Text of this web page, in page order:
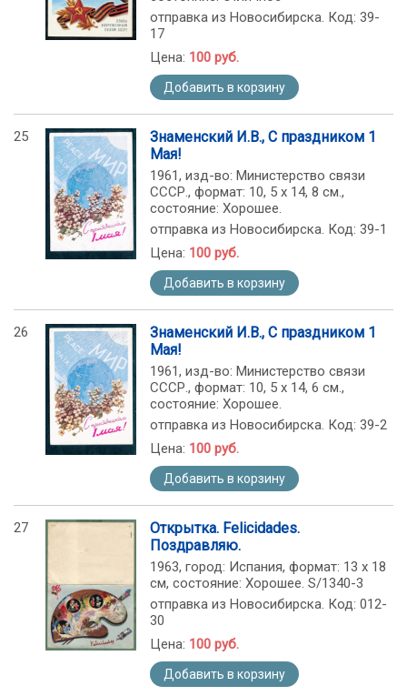
отправка из Новосибирска. Код: 39-
17
Цена: 100 руб.
Добавить в корзину
25
Знаменский И.В., С праздником 1
Мая!
1961, изд-во: Министерство связи
СССР., формат: 10, 5 х 14, 8 см.,
состояние: Хорошее.
отправка из Новосибирска. Код: 39-1
Цена: 100 руб.
Добавить в корзину
26
Знаменский И.В., С праздником 1
Мая!
1961, изд-во: Министерство связи
СССР., формат: 10, 5 х 14, 6 см.,
состояние: Хорошее.
отправка из Новосибирска. Код: 39-2
Цена: 100 руб.
Добавить в корзину
27
Открытка. Felicidades.
Поздравляю.
1963, город: Испания, формат: 13 х 18
см, состояние: Хорошее. S/1340-3
отправка из Новосибирска. Код: 012-
30
Цена: 100 руб.
Добавить в корзину